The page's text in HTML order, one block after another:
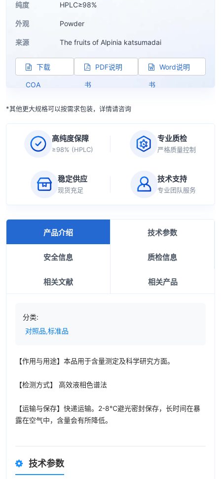
纯度 HPLC≥98%
外观 Powder
来源 The fruits of Alpinia katsumadai
下载
COA
PDF说明
书
Word说明
书
*其他更大规格可以按需求包装，详情请咨询
高纯度保障
≥98% (HPLC)
专业质检
严格质量控制
稳定供应
现货充足
技术支持
专业团队服务
产品介绍 技术参数
安全信息 质检信息
相关文献 相关产品
分类:
对照品,标准品
【作用与用途】本品用于含量测定及科学研究方面。
【检测方式】 高效液相色谱法
【运输与保存】快递运输。2-8℃避光密封保存，长时间在暴
露在空气中，含量会有所降低。
技术参数